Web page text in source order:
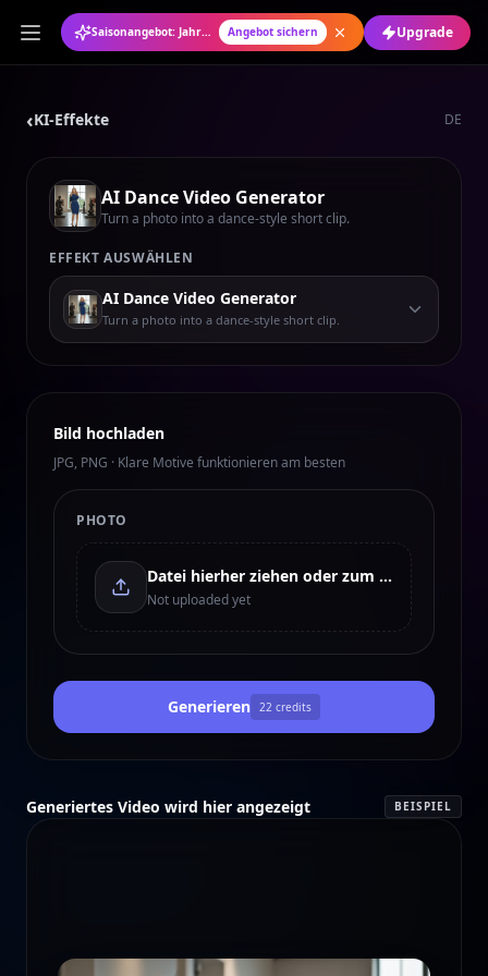
Saisonangebot: Jahresabo mit 50 % Rabatt Angebot sichern Upgrade
‹KI-Effekte DE
AI Dance Video Generator
Turn a photo into a dance-style short clip.
EFFEKT AUSWÄHLEN
AI Dance Video Generator
Turn a photo into a dance-style short clip.
Bild hochladen
JPG, PNG · Klare Motive funktionieren am besten
PHOTO
Datei hierher ziehen oder zum Hochladen klicken
Not uploaded yet
Generieren 22 credits
Generiertes Video wird hier angezeigt BEISPIEL